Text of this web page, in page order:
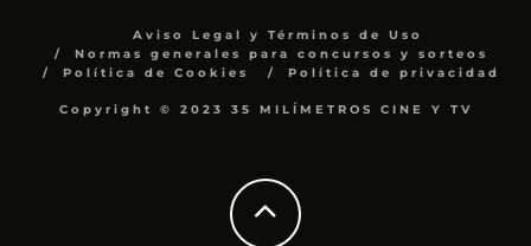
Aviso Legal y Términos de Uso
Normas generales para concursos y sorteos
Política de Cookies
Política de privacidad
Copyright © 2023 35 MILÍMETROS CINE Y TV